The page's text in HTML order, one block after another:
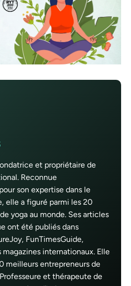
et propriétaire de
Reconnue
son expertise dans le
elle a figuré parmi les 20
yoga au monde. Ses articles
ont été publiés dans
FunTimesGuide,
internationaux. Elle
meilleurs entrepreneurs de
et thérapeute de